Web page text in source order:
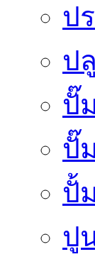
ป
ป
ปั๊
ปั๊
ปั้
ปู